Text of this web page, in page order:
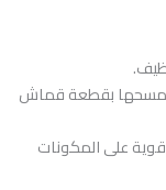
وامسحها بقطعة قماش
قوية على المكونات